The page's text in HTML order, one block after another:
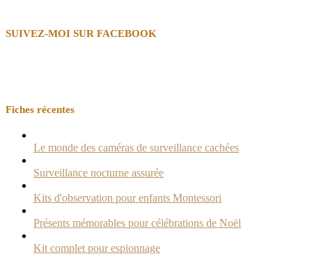
SUIVEZ-MOI SUR FACEBOOK
Fiches récentes
Le monde des caméras de surveillance cachées
Surveillance nocturne assurée
Kits d'observation pour enfants Montessori
Présents mémorables pour célébrations de Noël
Kit complet pour espionnage